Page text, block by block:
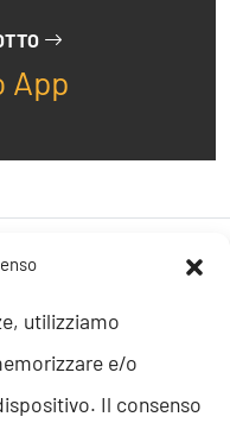
utilizziamo
e/o
Il consenso
App